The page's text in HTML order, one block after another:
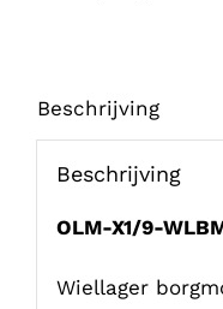
Beschrijving
Beschrijving
OLM-X1/9-
Wiellager